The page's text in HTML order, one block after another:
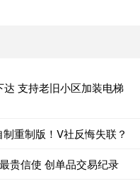
支持老旧小区加装电梯
重制版！V社反悔失联？
贵信使 创单品交易纪录